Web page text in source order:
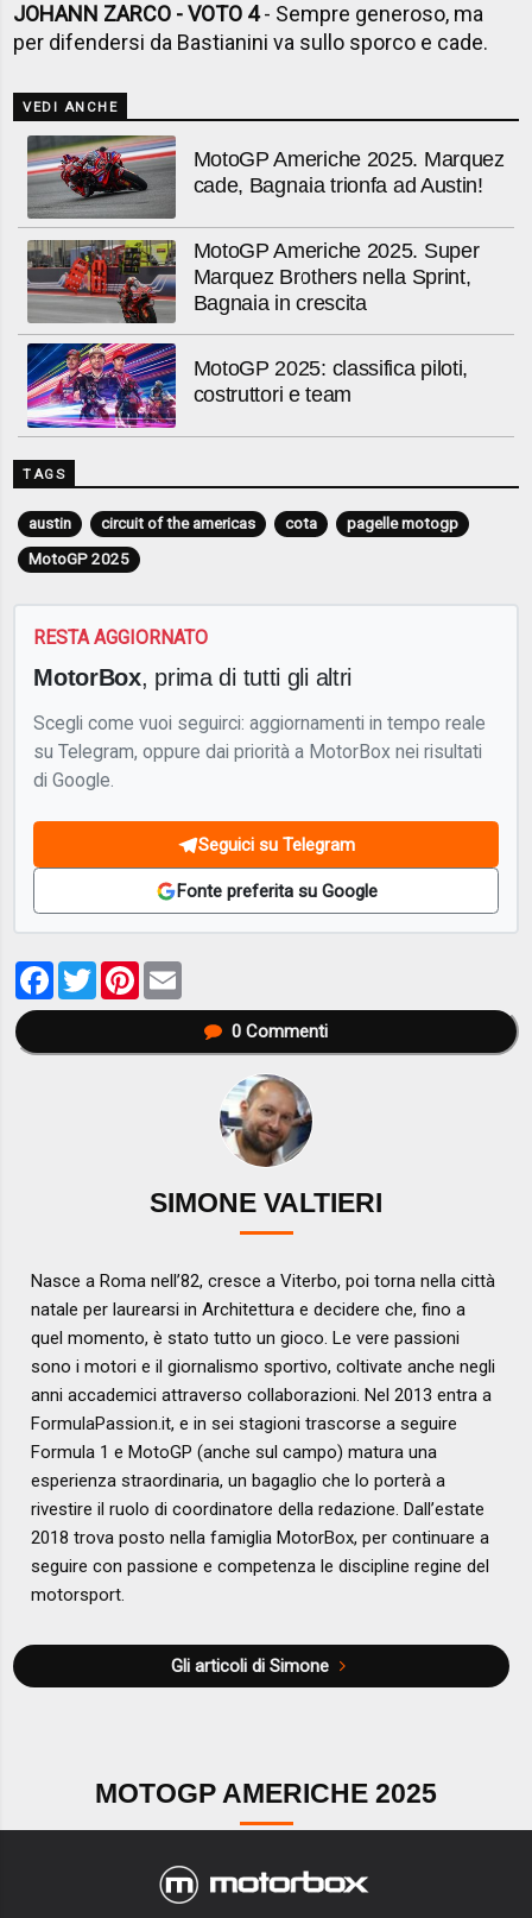
JOHANN ZARCO - VOTO 4- Sempre generoso, ma
per difendersi da Bastianini va sullo sporco e cade.
VEDI ANCHE
MotoGP Americhe 2025. Marquez
cade, Bagnaia trionfa ad Austin!
MotoGP Americhe 2025. Super
Marquez Brothers nella Sprint,
Bagnaia in crescita
MotoGP 2025: classifica piloti,
costruttori e team
TAGS
austin circuit of the americas cota
pagelle motogp
MotoGP 2025
RESTA AGGIORNATO
MotorBox, prima di tutti gli altri
Scegli come vuoi seguirci: aggiornamenti in tempo reale
su Telegram, oppure dai priorità a MotorBox nei risultati
di Google.
Seguici su Telegram
Fonte preferita su Google
Facebook
TwitterPinterest
0Commenti
SIMONE VALTIERI
Nasce a Roma nell’82, cresce a Viterbo, poi torna nella città
natale per laurearsi in Architettura e decidere che, fino a
quel momento, è stato tutto un gioco. Le vere passioni
sono i motori e il giornalismo sportivo, coltivate anche negli
anni accademici attraverso collaborazioni. Nel 2013 entra a
FormulaPassion.it, e in sei stagioni trascorse a seguire
Formula 1 e MotoGP (anche sul campo) matura una
esperienza straordinaria, un bagaglio che lo porterà a
rivestire il ruolo di coordinatore della redazione. Dall’estate
2018 trova posto nella famiglia MotorBox, per continuare a
seguire con passione e competenza le discipline regine del
motorsport.
Gli articoli di Simone
MOTOGP AMERICHE 2025